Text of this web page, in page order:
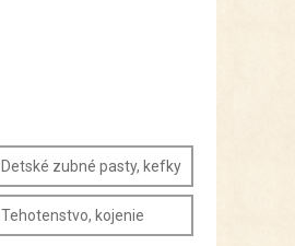
Detské zubné pasty, kefky
Tehotenstvo, kojenie